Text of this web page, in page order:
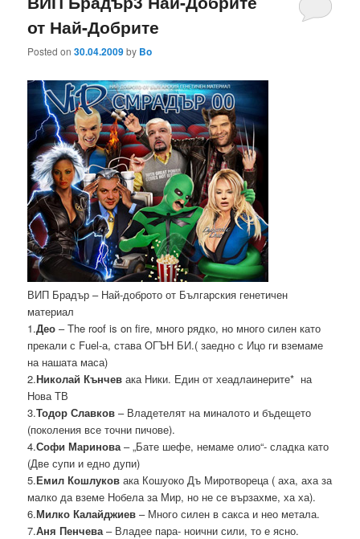
от Най-Добрите
Posted on30.04.2009by Bo
ВИП Брадър – Най-доброто от Българския генетичен
материал
1.Део – The roof is on fire, много рядко, но много силен като
прекали с Fuel-а, става ОГЪН БИ.( заедно с Ицо ги вземаме
на нашата маса)
2.Николай Кънчев ака Ники. Един от хеадлаинерите* на
Нова ТВ
3.Тодор Славков – Владетелят на миналото и бъдещето
(поколения все точни пичове).
4.Софи Маринова – „Бате шефе, немаме олио“- сладка като
(Две супи и едно дупи)
5.Емил Кошлуков ака Кошуоко Дъ Миротвореца ( аха, аха за
малко да вземе Нобела за Мир, но не се вързахме, ха ха).
6.Милко Калайджиев – Много силен в сакса и нео метала.
7.Аня Пенчева – Владее пара- ноични сили, то е ясно.